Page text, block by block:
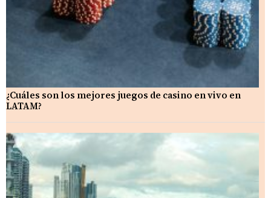
¿Cuáles son los mejores juegos de casino en vivo en
LATAM?